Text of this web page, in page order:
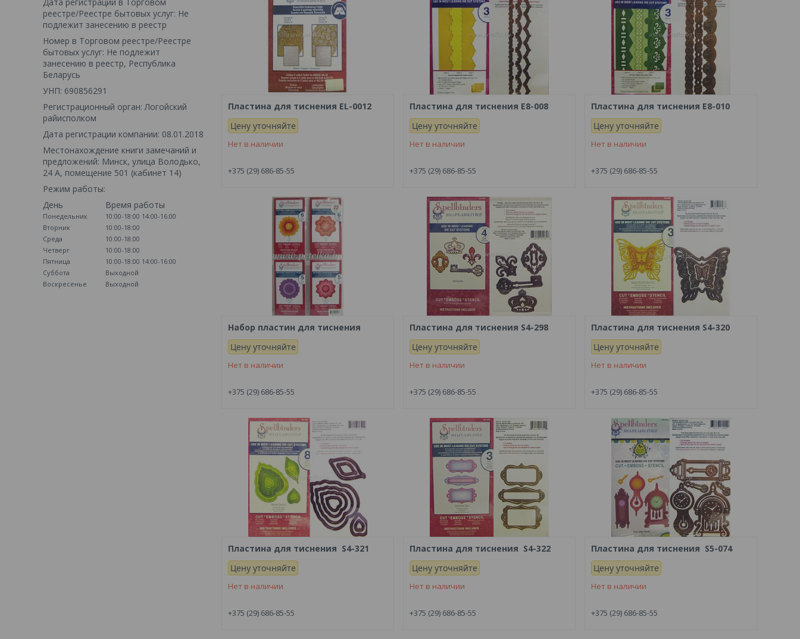
Пластина для тиснения EL-0012
Цену уточняйте
Нет в наличии
+375 (29) 686-85-55
Пластина для тиснения Е8-008
Цену уточняйте
Нет в наличии
+375 (29) 686-85-55
Пластина для тиснения Е8-010
Цену уточняйте
Нет в наличии
+375 (29) 686-85-55
Набор пластин для тиснения
Цену уточняйте
Нет в наличии
+375 (29) 686-85-55
Пластина для тиснения S4-298
Цену уточняйте
Нет в наличии
+375 (29) 686-85-55
Пластина для тиснения S4-320
Цену уточняйте
Нет в наличии
+375 (29) 686-85-55
Пластина для тиснения S4-321
Цену уточняйте
Нет в наличии
+375 (29) 686-85-55
Пластина для тиснения S4-322
Цену уточняйте
Нет в наличии
+375 (29) 686-85-55
Пластина для тиснения S5-074
Цену уточняйте
Нет в наличии
+375 (29) 686-85-55
реестре/Реестре бытовых услуг: Не
подлежит занесению в реестр
Номер в Торговом реестре/Реестре
бытовых услуг: Не подлежит
занесению в реестр, Республика
Беларусь
УНП: 690856291
Регистрационный орган: Логойский
райисполком
Дата регистрации компании: 08.01.2018
Местонахождение книги замечаний и
предложений: Минск, улица Володько,
24 А, помещение 501 (кабинет 14)
Режим работы:
День
Время работы
Понедельник 10:00-18:00 14:00-16:00
Вторник
10:00-18:00
Среда
10:00-18:00
Четверг
10:00-18:00
Пятница
10:00-18:00 14:00-16:00
Суббота
Выходной
Воскресенье
Выходной